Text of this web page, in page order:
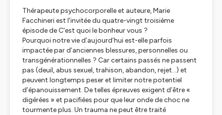
Thérapeute psychocorporelle et auteure, Marie
Facchineri est l'invitée du quatre-vingt troisième
épisode de C'est quoi le bonheur vous ?
Pourquoi notre vie d’aujourd’hui est-elle parfois
impactée par d’anciennes blessures, personnelles ou
transgénérationnelles ? Car certains passés ne passent
pas (deuil, abus sexuel, trahison, abandon, rejet…) et
peuvent longtemps peser et limiter notre potentiel
d’épanouissement. De telles épreuves exigent d’être «
digérées » et pacifiées pour que leur onde de choc ne
tourmente plus. Un trauma ne peut être traité